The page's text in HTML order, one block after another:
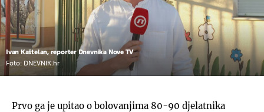
Ivan Kaštelan, reporter Dnevnika Nove TV
Foto: DNEVNIK.hr
Prvo ga je upitao o bolovanjima 80-90 djelatnika